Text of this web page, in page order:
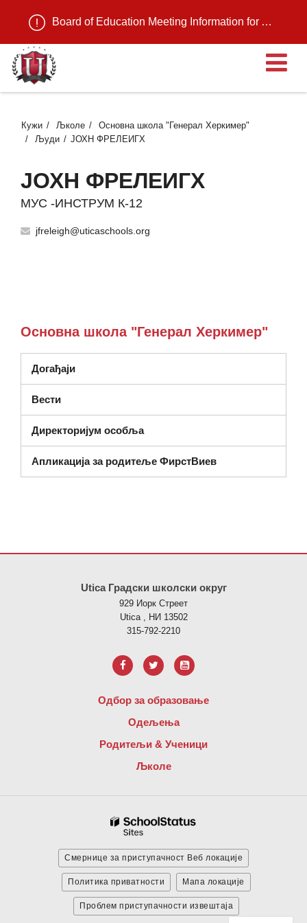
Board of Education Meeting Information for August 11, 2026
Кужи Љколе
Основна школа "Генерал Херкимер"
Људи
ЈОХН ФРЕЛЕИГХ
ЈОХН ФРЕЛЕИГХ
МУС -ИНСТРУМ К-12
jfreleigh@uticaschools.org
Основна школа "Генерал Херкимер"
Догађаји
Вести
Директоријум особља
Апликација за родитеље ФирстВиев
Utica Градски школски округ
929 Иорк Стреет
Utica , НИ 13502
315-792-2210
Одбор за образовање
Одељења
Родитељи & Ученици
Љколе
Смернице за приступачност Веб локације
Политика приватности Мапа локације
Проблем приступачности извештаја